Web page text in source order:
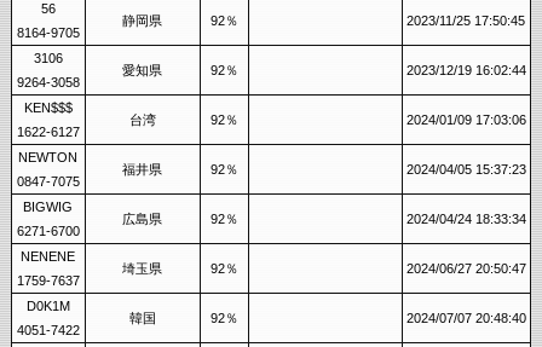
56
8164-9705
静岡県 92％ 2023/11/25 17:50:45
3106
9264-3058
愛知県 92％ 2023/12/19 16:02:44
KEN$$$
1622-6127
台湾 92％ 2024/01/09 17:03:06
NEWTON
0847-7075
福井県 92％ 2024/04/05 15:37:23
BIGWIG
6271-6700
広島県 92％ 2024/04/24 18:33:34
NENENE
1759-7637
埼玉県 92％ 2024/06/27 20:50:47
D0K1M
4051-7422
韓国 92％ 2024/07/07 20:48:40